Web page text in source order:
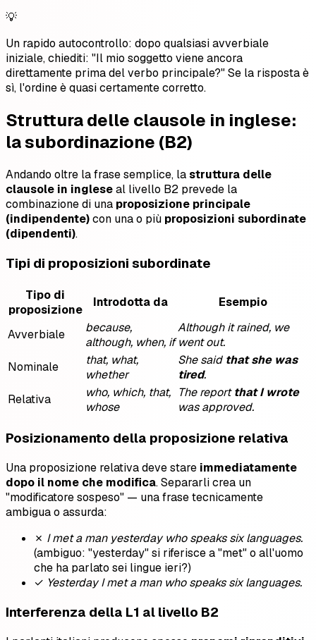
💡
Un rapido autocontrollo: dopo qualsiasi avverbiale
iniziale, chiediti: "Il mio soggetto viene ancora
direttamente prima del verbo principale?" Se la risposta è
sì, l'ordine è quasi certamente corretto.
Struttura delle clausole in inglese:
la subordinazione (B2)
Andando oltre la frase semplice, lastruttura delle
clausole in ingleseal livello B2 prevede la
combinazione di una proposizione principale
(indipendente)con una o più proposizioni subordinate
(dipendenti).
Tipi di proposizioni subordinate
Tipo di
proposizione
Introdotta da Esempio
Avverbiale
because,
although, when, if
Although it rained, we
went out.
Nominale
that, what,
whether
She said that she was
tired.
Relativa
who, which, that,
whose
The reportthat I wrote
was approved.
Posizionamento della proposizione relativa
Una proposizione relativa deve stare immediatamente
dopo il nome che modifica. Separarli crea un
"modificatore sospeso" — una frase tecnicamente
ambigua o assurda:
✗ I met a man yesterday who speaks six languages.
(ambiguo: "yesterday" si riferisce a "met" o all'uomo
che ha parlato sei lingue ieri?)
✓ Yesterday I met a man who speaks six languages.
Interferenza della L1 al livello B2